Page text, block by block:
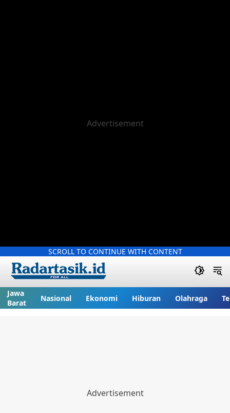
SCROLL TO CONTINUE WITH CONTENT
Jawa
Barat
Nasional Ekonomi Hiburan Olahraga